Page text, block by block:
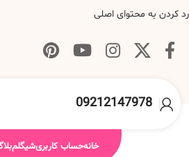
رد کردن به محتوای اصلی
09212147978
خانهحساب کاربریشیگلم